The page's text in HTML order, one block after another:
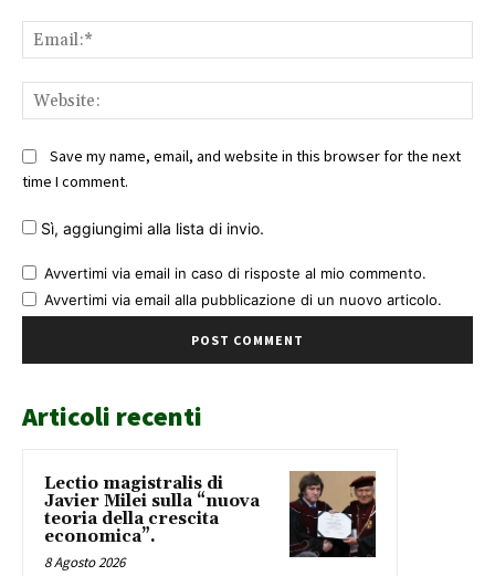
Save my name, email, and website in this browser for the next
time I comment.
Sì, aggiungimi alla lista di invio.
Avvertimi via email in caso di risposte al mio commento.
Avvertimi via email alla pubblicazione di un nuovo articolo.
Articoli recenti
Lectio magistralis di
Javier Milei sulla “nuova
teoria della crescita
economica”.
8 Agosto 2026